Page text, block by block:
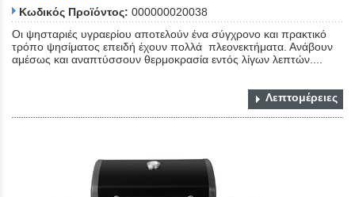
Κωδικός Προϊόντος: 000000020038
Οι ψησταριές υγραερίου αποτελούν ένα σύγχρονο και πρακτικό
τρόπο ψησίματος επειδή έχουν πολλά πλεονεκτήματα. Ανάβουν
αμέσως και αναπτύσσουν θερμοκρασία εντός λίγων λεπτών....
Λεπτομέρειες